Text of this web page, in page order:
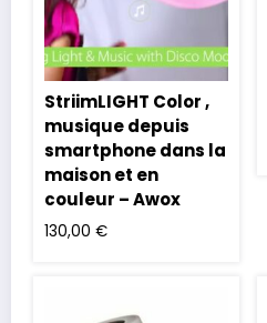
StriimLIGHT Color ,
musique depuis
smartphone dans la
maison et en
couleur – Awox
130,00 €